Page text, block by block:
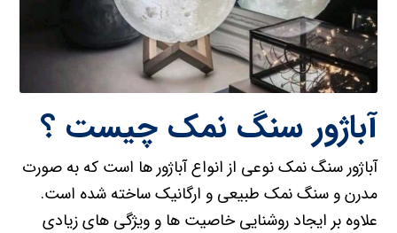
آباژور سنگ نمک چیست ؟
آباژور سنگ نمک نوعی از انواع آباژور ها است که به صورت
مدرن و سنگ نمک طبیعی و ارگانیک ساخته شده است.
علاوه بر ایجاد روشنایی خاصیت ها و ویژگی های زیادی